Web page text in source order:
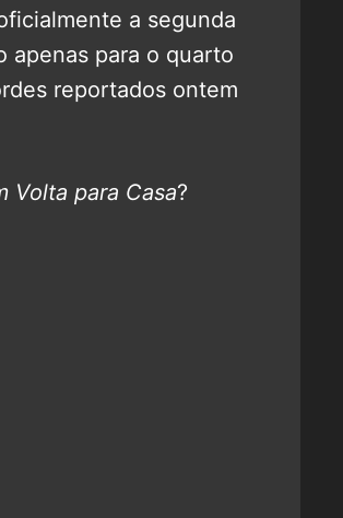
a segunda
apenas para o quarto
reportados ontem
Volta para Casa?